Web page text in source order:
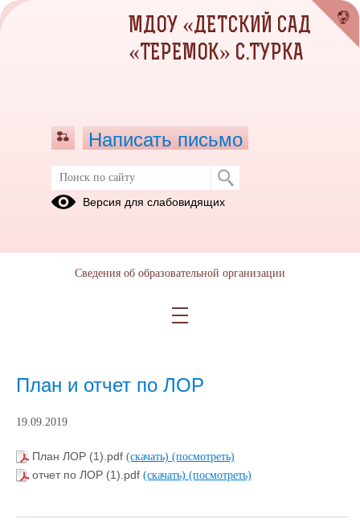
Проект по Летней оздоровительной
работе
ЛЕтом 2019г. в Туркинском ДС "Теремок" осуществлялся проект летней
мероприятий: беседы, развлечения, оздоровительные мероприятия, а также
оформили территорию детского сада в соответствии с целями проекта.
План и отчет по ЛОР
19.09.2019
План ЛОР (1).pdf (скачать) (посмотреть)
отчет по ЛОР (1).pdf (скачать) (посмотреть)
МДОУ «ДЕТСКИЙ САД
«ТЕРЕМОК» С.ТУРКА
Написать письмо
Версия для слабовидящих
Сведения об образовательной организации